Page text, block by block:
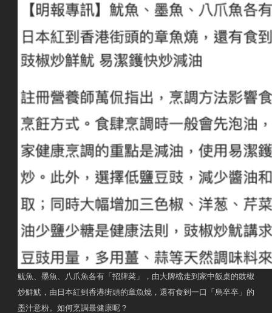
魷魚、墨魚、八爪魚各有「招牌菜」，由大牌檔走到家中飯桌的豉椒
炒鮮魷，由日本紅到香港街頭的章魚燒，還有食到一口「烏卒卒」的
墨汁意粉。如何烹調最健康呢？